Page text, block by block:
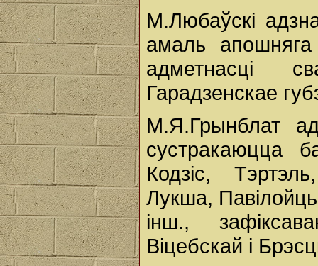
М.Любаўскі
амаль
адметнасці
Гарадзенскае
М.Я.Грынблат
сустракаюцца
Кодзіс,
Лукша,
інш.,
Віцебскай і